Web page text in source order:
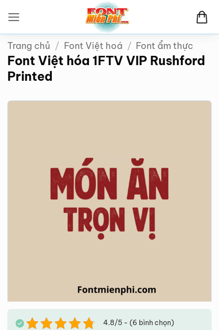
qua
nội
dung
Trang chủ / Font Việt hoá / Font ẩm thực
Font Việt hóa 1FTV VIP Rushford
Printed
4.8/5 - (6 bình chọn)